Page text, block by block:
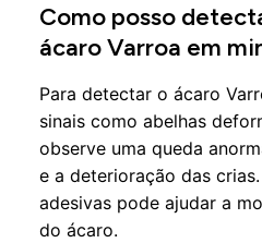
Como posso
ácaro Varroa em
Para detectar o ácaro
sinais como abelhas
observe uma queda
e a deterioração das
adesivas pode ajudar a
do ácaro.